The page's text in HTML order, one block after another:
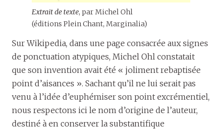
Extrait de texte, par Michel Ohl
(éditions Plein Chant, Marginalia)
Sur Wikipedia, dans une page consacrée aux signes
de ponctuation atypiques, Michel Ohl constatait
que son invention avait été « joliment rebaptisée
point d’aisances ». Sachant qu’il ne lui serait pas
venu à l’idée d’euphémiser son point excrémentiel,
nous respectons ici le nom d’origine de l’auteur,
destiné à en conserver la substantifique